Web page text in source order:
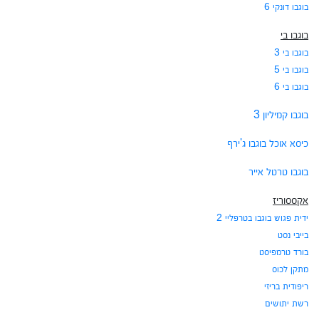
בוגבו דונקי 6
בוגבו בי
בוגבו בי 3
בוגבו בי 5
בוגבו בי 6
בוגבו קמיליון 3
כיסא אוכל בוגבו ג'ירף
בוגבו טרטל אייר
אקססוריז
ידית פגוש בוגבו בטרפליי 2
בייבי נסט
בורד טרמפיסט
מתקן לכוס
ריפודית בריזי
רשת יתושים